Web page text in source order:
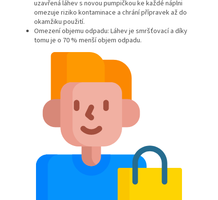
uzavřená láhev s novou pumpičkou ke každé náplni
omezuje riziko kontaminace a chrání přípravek až do
okamžiku použití.
Omezení objemu odpadu: Láhev je smršťovací a díky
tomu je o 70 % menší objem odpadu.